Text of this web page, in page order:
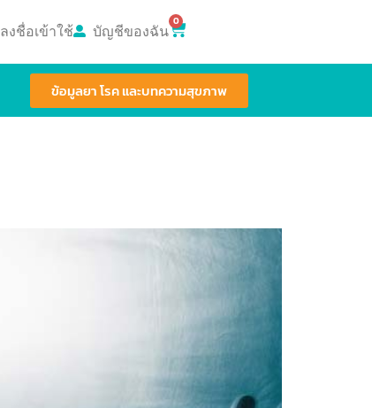
ลงชื่อเข้าใช้ บัญชีของฉัน 0
ข้อมูลยา โรค และบทความสุขภาพ